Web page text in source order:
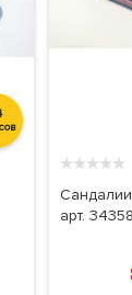
★★★★★
арт.